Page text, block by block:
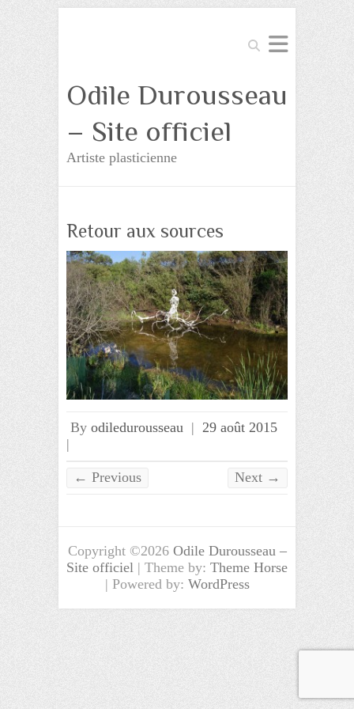
Search
Odile Durousseau
– Site officiel
Artiste plasticienne
Retour aux sources
By odiledurousseau | 29 août 2015
|
← Previous Next →
Copyright ©2026 Odile Durousseau –
Site officiel | Theme by: Theme Horse
| Powered by: WordPress